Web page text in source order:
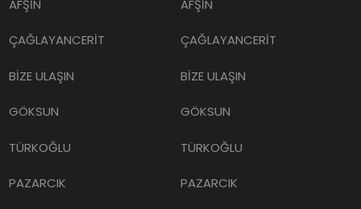
AFŞİN
ÇAĞLAYANCERİT
BİZE ULAŞIN
GÖKSUN
TÜRKOĞLU
PAZARCIK
AFŞİN
ÇAĞLAYANCERİT
BİZE ULAŞIN
GÖKSUN
TÜRKOĞLU
PAZARCIK